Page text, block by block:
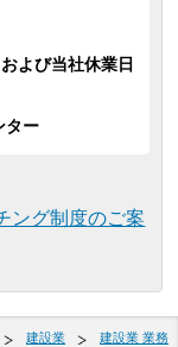
よび当社休業日
ター
ング制度のご案
建設業
建設業 業務